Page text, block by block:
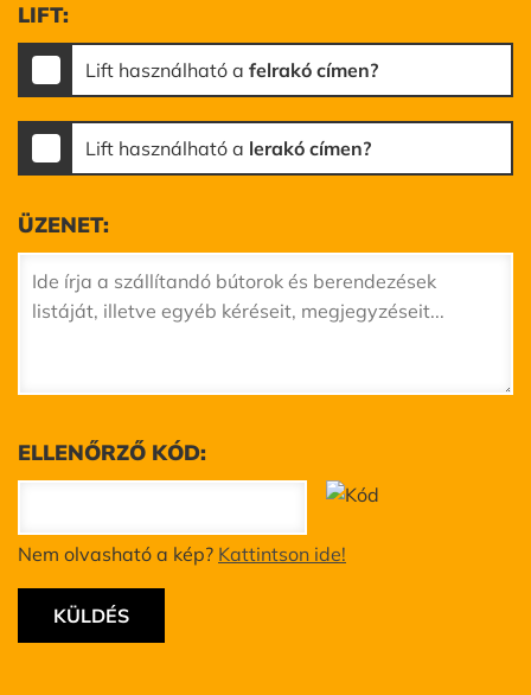
LIFT:
Lift használható a felrakó címen?
Lift használható a lerakó címen?
ÜZENET:
ELLENŐRZŐ KÓD:
Nem olvasható a kép? Kattintson ide!